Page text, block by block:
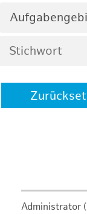
Administrator